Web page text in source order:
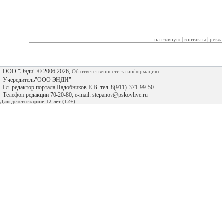
на главную | контакты |
ООО "Энди" © 2006-2026, Об ответственности за информацию
Учередитель"ООО ЭНДИ"
Гл. редактор портала Надобников Е.В. тел. 8(911)-371-99-50
Телефон редакции 70-20-80, e-mail: stepanov@pskovlive.ru
Для детей старше 12 лет (12+)